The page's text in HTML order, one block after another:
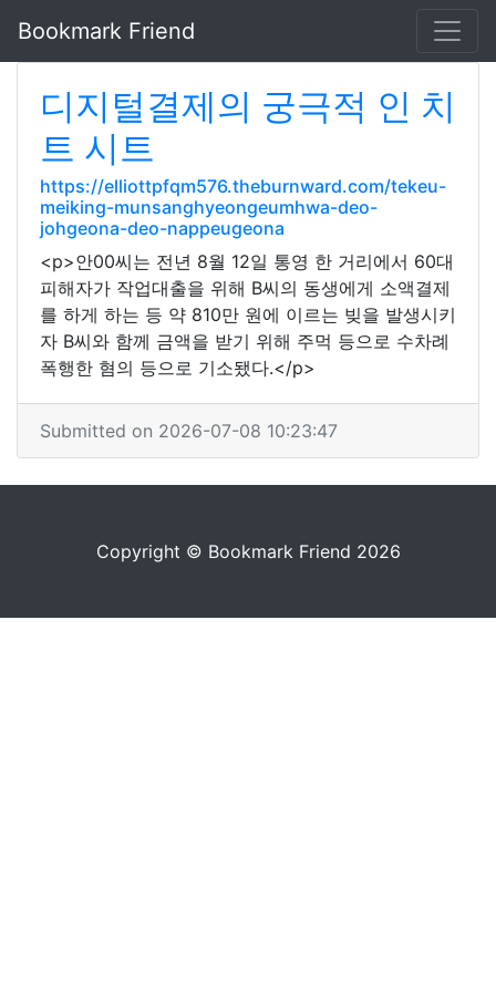
Bookmark Friend
디지털결제의 궁극적 인 치
트 시트
https://elliottpfqm576.theburnward.com/tekeu-
meiking-munsanghyeongeumhwa-deo-
johgeona-deo-nappeugeona
<p>안00씨는 전년 8월 12일 통영 한 거리에서 60대
피해자가 작업대출을 위해 B씨의 동생에게 소액결제
를 하게 하는 등 약 810만 원에 이르는 빚을 발생시키
자 B씨와 함께 금액을 받기 위해 주먹 등으로 수차례
폭행한 혐의 등으로 기소됐다.</p>
Submitted on 2026-07-08 10:23:47
Copyright © Bookmark Friend 2026